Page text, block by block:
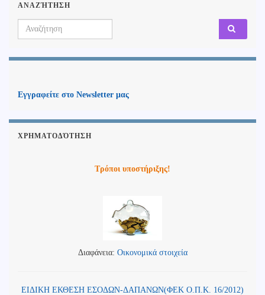
ΑΝΑΖΉΤΗΣΗ
Search for:
Εγγραφείτε στο Newsletter μας
ΧΡΗΜΑΤΟΔΌΤΗΣΗ
Τρόποι υποστήριξης!
Διαφάνεια: Οικονομικά στοιχεία
ΕΙΔΙΚΗ ΕΚΘΕΣΗ ΕΣΟΔΩΝ-ΔΑΠΑΝΩΝ(ΦΕΚ Ο.Π.Κ. 16/2012)